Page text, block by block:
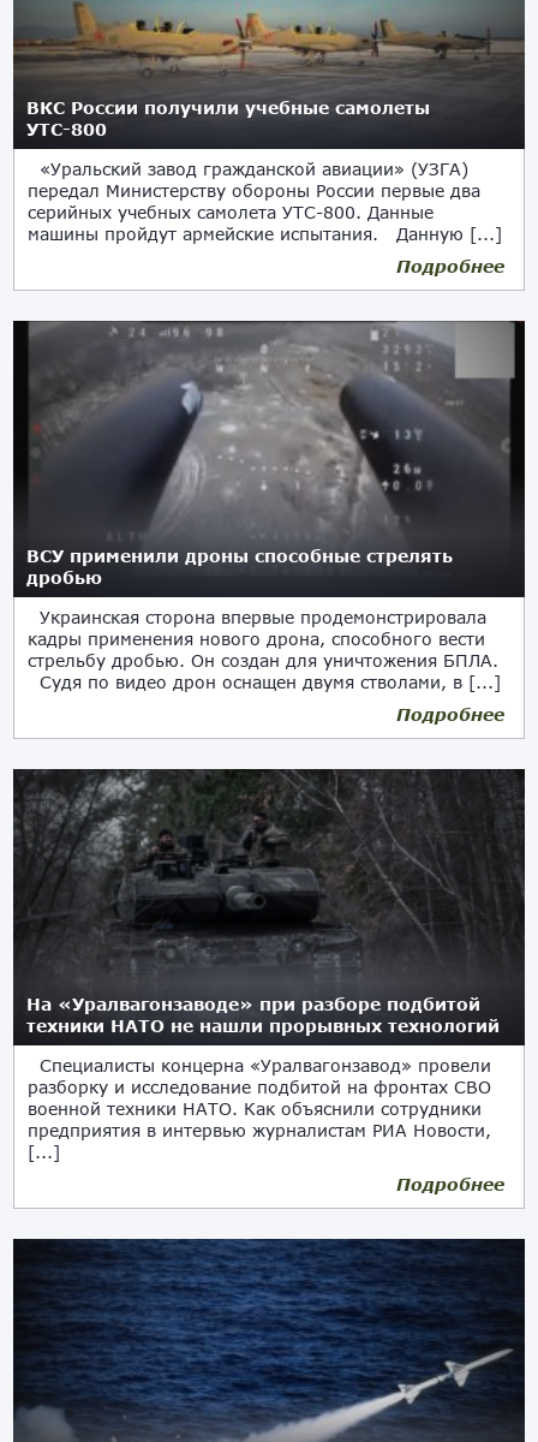
ВКС России получили учебные самолеты
УТС-800
«Уральский завод гражданской авиации» (УЗГА)
передал Министерству обороны России первые два
серийных учебных самолета УТС-800. Данные
машины пройдут армейские испытания. Данную [...]
Подробнее
ВСУ применили дроны способные стрелять
дробью
Украинская сторона впервые продемонстрировала
кадры применения нового дрона, способного вести
стрельбу дробью. Он создан для уничтожения БПЛА.
Судя по видео дрон оснащен двумя стволами, в [...]
Подробнее
На «Уралвагонзаводе» при разборе подбитой
техники НАТО не нашли прорывных технологий
Специалисты концерна «Уралвагонзавод» провели
разборку и исследование подбитой на фронтах СВО
военной техники НАТО. Как объяснили сотрудники
предприятия в интервью журналистам РИА Новости,
[...]
Подробнее